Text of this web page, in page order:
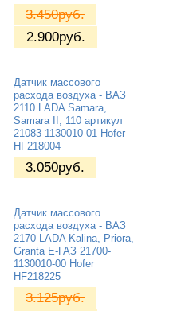
3.450руб.
2.900руб.
Датчик массового
расхода воздуха - ВАЗ
2110 LADA Samara,
Samara II, 110 артикул
21083-1130010-01 Hofer
HF218004
3.050руб.
Датчик массового
расхода воздуха - ВАЗ
2170 LADA Kalina, Priora,
Granta Е-ГАЗ 21700-
1130010-00 Hofer
HF218225
3.125руб.